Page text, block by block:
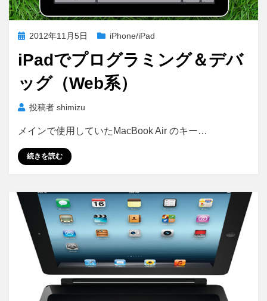
投
日:
2012年11月5日 iPhone/iPad
iPadでプログラミング＆デバ
ッグ（Web系）
投稿者 shimizu
メインで使用していたMacBook Air のキー…
続きを読む